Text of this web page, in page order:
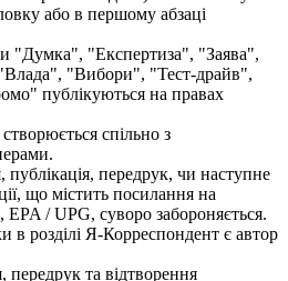
або в першому абзаці
"Думка", "Експертиза", "Заява",
"Вибори", "Тест-драйв",
публікуються на правах
спільно з
публікація, передрук, чи наступне
що містить посилання на
EPA / UPG, суворо забороняється.
в розділі Я-Корреспондент є автор
передрук та відтворення